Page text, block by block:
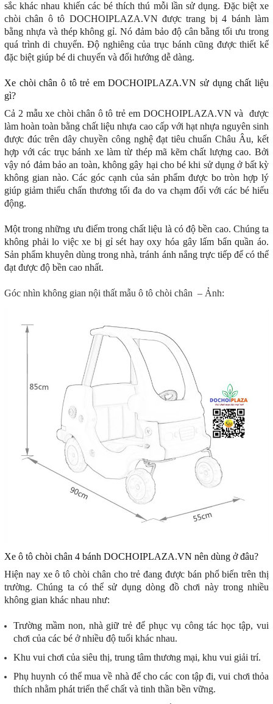
sắc khác nhau khiến các bé thích thú mỗi lần sử dụng. Đặc biệt xe
chòi chân ô tô DOCHOIPLAZA.VN được trang bị 4 bánh làm
bằng nhựa và thép không gỉ. Nó đảm bảo độ cân bằng tối ưu trong
quá trình di chuyển. Độ nghiêng của trục bánh cũng được thiết kế
đặc biệt giúp bé di chuyển và đổi hướng dễ dàng.
Xe chòi chân ô tô trẻ em DOCHOIPLAZA.VN sử dụng chất liệu
gì?
Cả 2 mẫu xe chòi chân ô tô trẻ em DOCHOIPLAZA.VN và được
làm hoàn toàn bằng chất liệu nhựa cao cấp với hạt nhựa nguyên sinh
được đúc trên dây chuyền công nghệ đạt tiêu chuẩn Châu Âu, kết
hợp với các trục bánh xe làm từ thép mã kẽm chất lượng cao. Bởi
vậy nó đảm bảo an toàn, không gây hại cho bé khi sử dụng ở bất kỳ
không gian nào. Các góc cạnh của sản phẩm được bo tròn hợp lý
giúp giảm thiểu chấn thương tối đa do va chạm đối với các bé hiếu
động.
Một trong những ưu điểm trong chất liệu là có độ bền cao. Chúng ta
không phải lo việc xe bị gỉ sét hay oxy hóa gây lấm bẩn quần áo.
Sản phẩm khuyên dùng trong nhà, tránh ánh nắng trực tiếp để có thể
đạt được độ bền cao nhất.
Góc nhìn không gian nội thất mẫu ô tô chòi chân – Ảnh:
Xe ô tô chòi chân 4 bánh DOCHOIPLAZA.VN nên dùng ở đâu?
Hiện nay xe ô tô chòi chân cho trẻ đang được bán phổ biến trên thị
trường. Chúng ta có thể sử dụng dòng đồ chơi này trong nhiều
không gian khác nhau như:
Trường mầm non, nhà giữ trẻ để phục vụ công tác học tập, vui
chơi của các bé ở nhiều độ tuổi khác nhau.
Khu vui chơi của siêu thị, trung tâm thương mại, khu vui giải trí.
Phụ huynh có thể mua về nhà để cho các con tập đi, vui chơi thỏa
thích nhằm phát triển thể chất và tinh thần bền vững.